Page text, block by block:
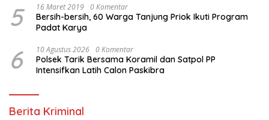
5 16 Maret 2019 0 Komentar
Bersih-bersih, 60 Warga Tanjung Priok Ikuti Program
Padat Karya
6 10 Agustus 2026 0 Komentar
Polsek Tarik Bersama Koramil dan Satpol PP
Intensifkan Latih Calon Paskibra
Berita Kriminal